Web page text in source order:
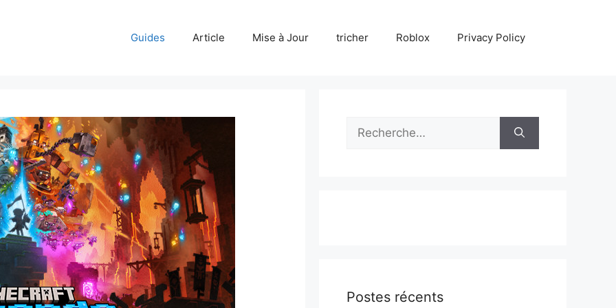
Guides Article Mise à Jour tricher Roblox Privacy Policy
Rechercher :
Postes récents